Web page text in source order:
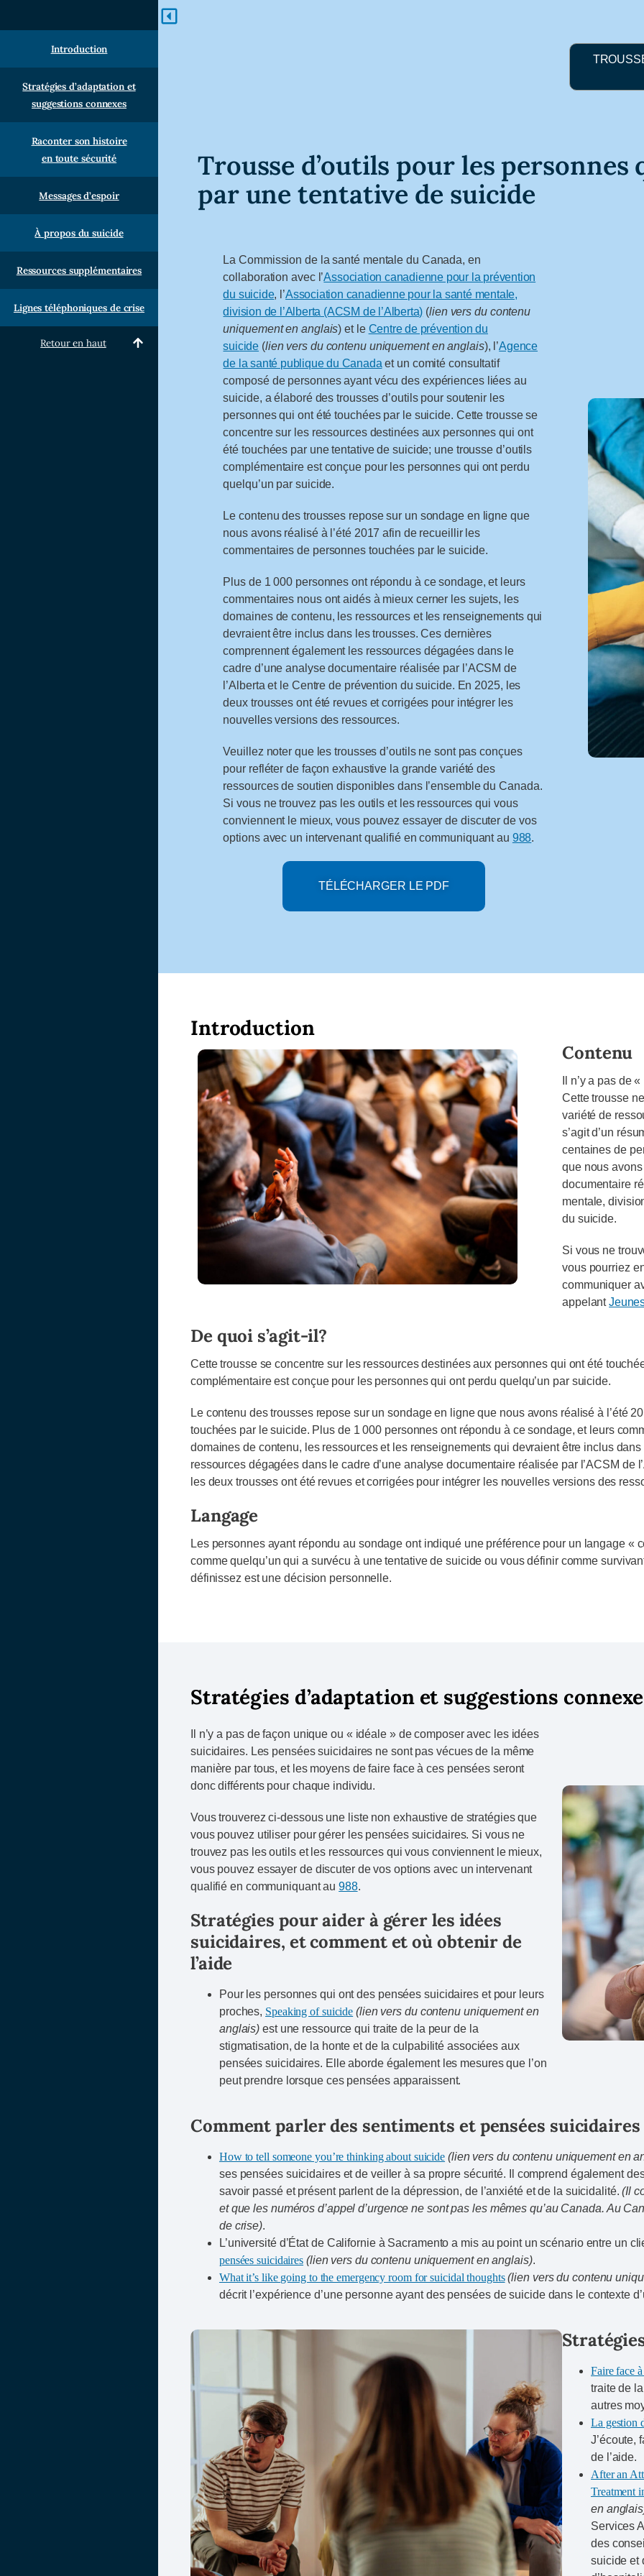
Introduction
Stratégies d’adaptation et
suggestions connexes
Raconter son histoire
en toute sécurité
Messages d’espoir
À propos du suicide
Ressources supplémentaires
Lignes téléphoniques de crise
Retour en haut
Trousse d’outils pour les
par une tentative de suicide
La Commission de la santé mentale du Canada, en
collaboration avec l’Association canadienne pour la prévention
du suicide, l’Association canadienne pour la santé mentale,
division de l’Alberta (ACSM de l’Alberta) (lien vers du contenu
uniquement en anglais) et le Centre de prévention du
suicide (lien vers du contenu uniquement en anglais), l’Agence
de la santé publique du Canada et un comité consultatif
composé de personnes ayant vécu des expériences liées au
suicide, a élaboré des trousses d’outils pour soutenir les
personnes qui ont été touchées par le suicide. Cette trousse se
concentre sur les ressources destinées aux personnes qui ont
été touchées par une tentative de suicide; une trousse d’outils
complémentaire est conçue pour les personnes qui ont perdu
quelqu’un par suicide.
Le contenu des trousses repose sur un sondage en ligne que
nous avons réalisé à l’été 2017 afin de recueillir les
commentaires de personnes touchées par le suicide.
Plus de 1 000 personnes ont répondu à ce sondage, et leurs
commentaires nous ont aidés à mieux cerner les sujets, les
domaines de contenu, les ressources et les renseignements qui
devraient être inclus dans les trousses. Ces dernières
comprennent également les ressources dégagées dans le
cadre d’une analyse documentaire réalisée par l’ACSM de
l’Alberta et le Centre de prévention du suicide. En 2025, les
deux trousses ont été revues et corrigées pour intégrer les
nouvelles versions des ressources.
Veuillez noter que les trousses d’outils ne sont pas conçues
pour refléter de façon exhaustive la grande variété des
ressources de soutien disponibles dans l’ensemble du Canada.
Si vous ne trouvez pas les outils et les ressources qui vous
conviennent le mieux, vous pouvez essayer de discuter de vos
options avec un intervenant qualifié en communiquant au 988.
TÉLÉCHARGER LE PDF
Introduction
Contenu
Il n’y a pas de
Cette trousse
variété de
s’agit d’un
centaines de
que nous
documentaire
mentale,
du suicide.
Si vous ne
vous pourriez
communiquer
appelant
De quoi s’agit-il?
Cette trousse se concentre sur les ressources destinées aux personnes qui ont été
complémentaire est conçue pour les personnes qui ont perdu quelqu’un par suicide.
Le contenu des trousses repose sur un sondage en ligne que nous avons réalisé à l’été
touchées par le suicide. Plus de 1 000 personnes ont répondu à ce sondage, et leurs
domaines de contenu, les ressources et les renseignements qui devraient être inclus
ressources dégagées dans le cadre d’une analyse documentaire réalisée par l’ACSM de
les deux trousses ont été revues et corrigées pour intégrer les nouvelles versions des
Langage
Les personnes ayant répondu au sondage ont indiqué une préférence pour un langage «
comme quelqu’un qui a survécu à une tentative de suicide ou vous définir comme
définissez est une décision personnelle.
Stratégies d’adaptation et suggestions
Il n’y a pas de façon unique ou « idéale » de composer avec les idées
suicidaires. Les pensées suicidaires ne sont pas vécues de la même
manière par tous, et les moyens de faire face à ces pensées seront
donc différents pour chaque individu.
Vous trouverez ci-dessous une liste non exhaustive de stratégies que
vous pouvez utiliser pour gérer les pensées suicidaires. Si vous ne
trouvez pas les outils et les ressources qui vous conviennent le mieux,
vous pouvez essayer de discuter de vos options avec un intervenant
qualifié en communiquant au988.
Stratégies pour aider à gérer les idées
suicidaires, et comment et où obtenir de
l’aide
Pour les personnes qui ont des pensées suicidaires et pour leurs
proches, Speaking of suicide (lien vers du contenu uniquement en
anglais) est une ressource qui traite de la peur de la
stigmatisation, de la honte et de la culpabilité associées aux
pensées suicidaires. Elle aborde également les mesures que l’on
peut prendre lorsque ces pensées apparaissent.
Comment parler des sentiments et pensées suicidaires
How to tell someone you’re thinking about suicide (lien vers du contenu uniquement en
ses pensées suicidaires et de veiller à sa propre sécurité. Il comprend également
savoir passé et présent parlent de la dépression, de l’anxiété et de la suicidalité.(Il
et que les numéros d’appel d’urgence ne sont pas les mêmes qu’au Canada. Au
de crise).
L’université d’État de Californie à Sacramento a mis au point un scénario entre un
pensées suicidaires (lien vers du contenu uniquement en anglais).
What it’s like going to the emergency room for suicidal thoughts (lien vers du contenu
décrit l’expérience d’une personne ayant des pensées de suicide dans le contexte
Faire face
traite de
autres
La gestion
J’écoute,
de l’aide.
After an
Treatment
en
Services
des
suicide et